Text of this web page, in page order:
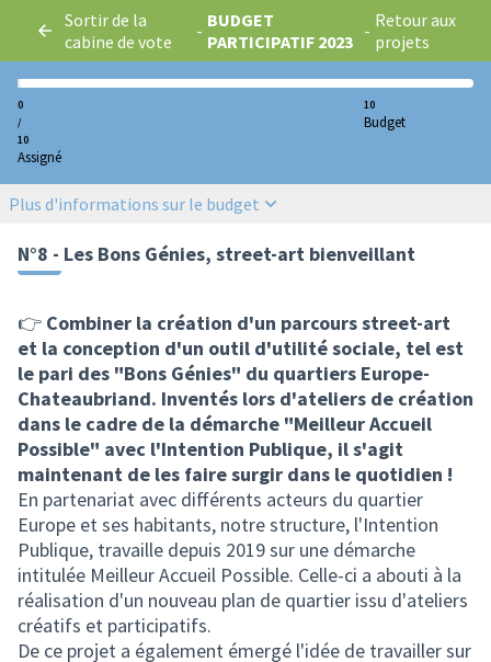
Sortir de la
cabine de vote
- BUDGET
PARTICIPATIF 2023 - Retour aux
projets
0
/
10
Assigné
10
Budget
Plus d'informations sur le budget
N°8 - Les Bons Génies, street-art bienveillant
👉 Combiner la création d'un parcours street-art
et la conception d'un outil d'utilité sociale, tel est
le pari des "Bons Génies" du quartiers Europe-
Chateaubriand. Inventés lors d'ateliers de création
dans le cadre de la démarche "Meilleur Accueil
Possible" avec l'Intention Publique, il s'agit
maintenant de les faire surgir dans le quotidien !
En partenariat avec différents acteurs du quartier
Europe et ses habitants, notre structure, l'Intention
Publique, travaille depuis 2019 sur une démarche
intitulée Meilleur Accueil Possible. Celle-ci a abouti à la
réalisation d'un nouveau plan de quartier issu d'ateliers
créatifs et participatifs.
De ce projet a également émergé l'idée de travailler sur